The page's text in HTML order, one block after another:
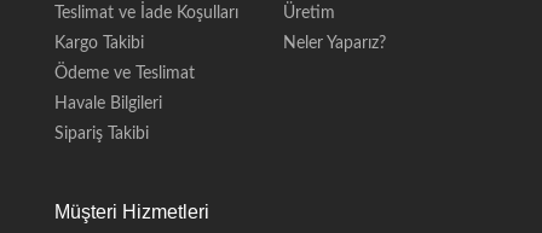
Teslimat ve İade Koşulları
Kargo Takibi
Ödeme ve Teslimat
Havale Bilgileri
Sipariş Takibi
Üretim
Neler Yaparız?
Müşteri Hizmetleri